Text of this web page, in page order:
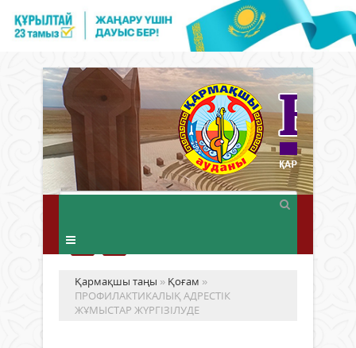
Қармақшы таңы » Қоғам »
ПРОФИЛАКТИКАЛЫҚ АДРЕСТІК
ЖҰМЫСТАР ЖҮРГІЗІЛУДЕ